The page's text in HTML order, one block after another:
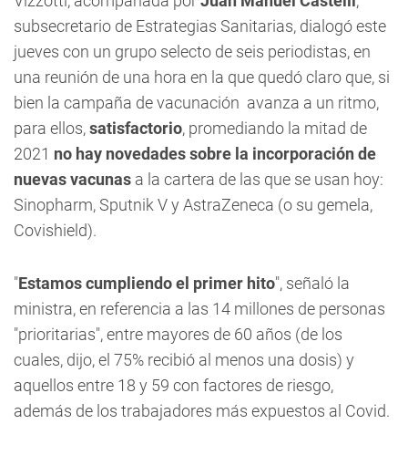
subsecretario de Estrategias Sanitarias, dialogó este
jueves con un grupo selecto de seis periodistas, en
una reunión de una hora en la que quedó claro que, si
bien la campaña de vacunación avanza a un ritmo,
para ellos,satisfactorio, promediando la mitad de
2021 no hay novedades sobre la incorporación de
nuevas vacunas a la cartera de las que se usan hoy:
Sinopharm, Sputnik V y AstraZeneca (o su gemela,
Covishield).
"Estamos cumpliendo el primer hito", señaló la
ministra, en referencia a las 14 millones de personas
"prioritarias", entre mayores de 60 años (de los
cuales, dijo, el 75% recibió al menos una dosis) y
aquellos entre 18 y 59 con factores de riesgo,
además de los trabajadores más expuestos al Covid.